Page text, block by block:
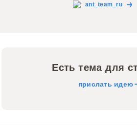
ant_team_ru
Есть тема для
прислать идею